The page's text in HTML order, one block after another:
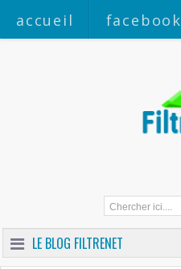
accueil facebook
LE BLOG FILTRENET